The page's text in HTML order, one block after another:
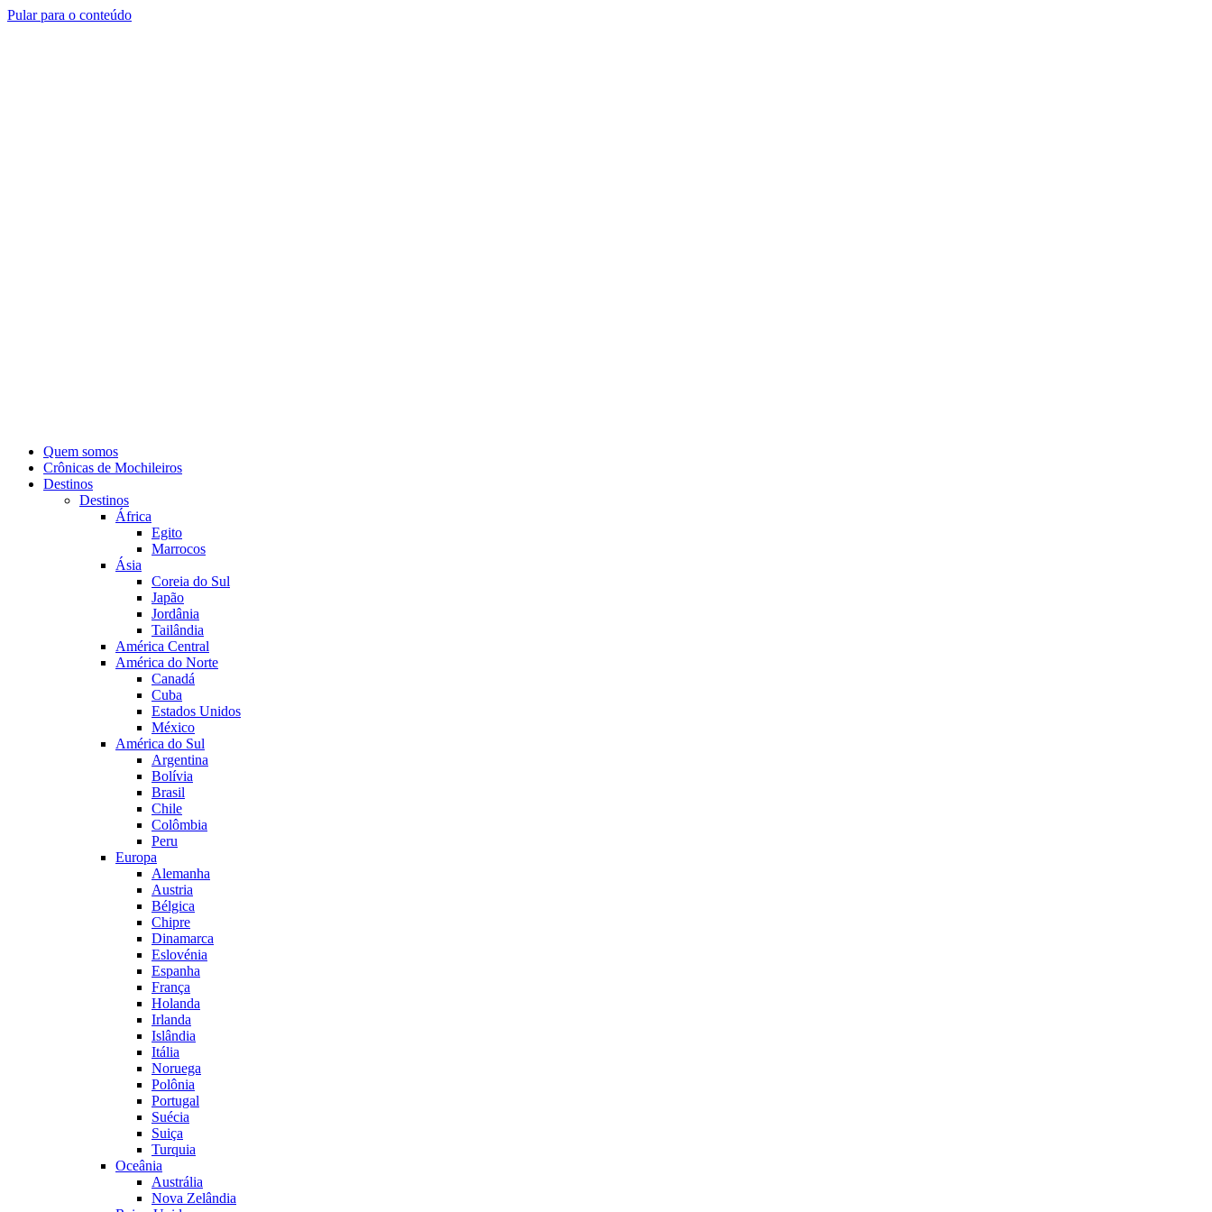
Pular para o conteúdo
Quem somos
Crônicas de Mochileiros
Destinos
Destinos
África
Egito
Marrocos
Ásia
Coreia do Sul
Japão
Jordânia
Tailândia
América Central
América do Norte
Canadá
Cuba
Estados Unidos
México
América do Sul
Argentina
Bolívia
Brasil
Chile
Colômbia
Peru
Europa
Alemanha
Austria
Bélgica
Chipre
Dinamarca
Eslovénia
Espanha
França
Holanda
Irlanda
Islândia
Itália
Noruega
Polônia
Portugal
Suécia
Suiça
Turquia
Oceânia
Austrália
Nova Zelândia